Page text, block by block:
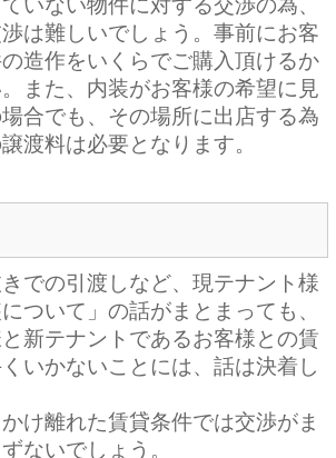
いない物件に対する交渉の為、
は難しいでしょう。事前にお客
造作をいくらでご購入頂けるか
また、内装がお客様の希望に見
合でも、その場所に出店する為
渡料は必要となります。
での引渡しなど、現テナント様
ついて」の話がまとまっても、
新テナントであるお客様との賃
いかないことには、話は決着し
け離れた賃貸条件では交渉がま
ないでしょう。